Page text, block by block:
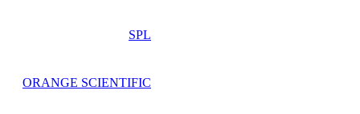
SPL
ORANGE SCIENTIFIC